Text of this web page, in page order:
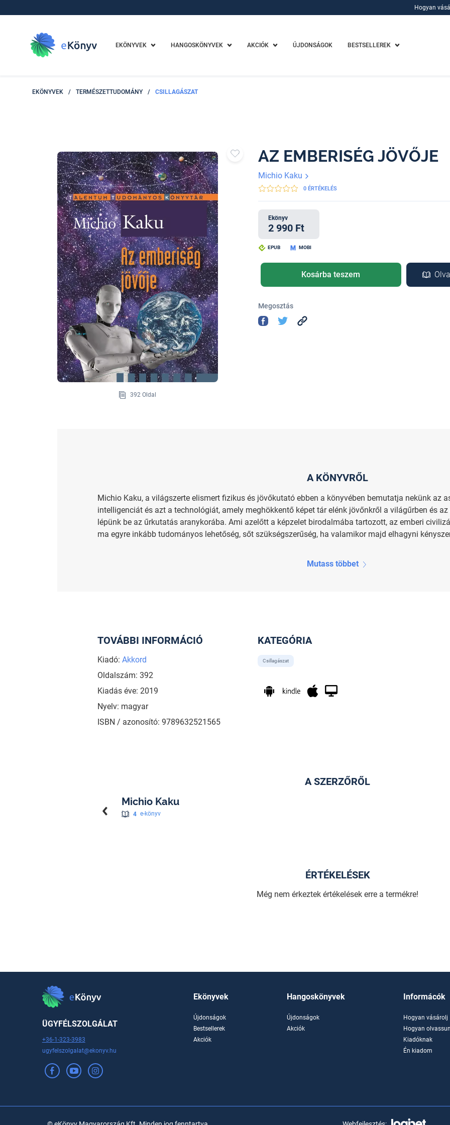
Hogyan
EKÖNYVEK HANGOSKÖNYVEK AKCIÓK ÚJDONSÁGOK BESTSELLEREK
EKÖNYVEK / TERMÉSZETTUDOMÁNY / CSILLAGÁSZAT
392 Oldal
AZ EMBERISÉG JÖVŐJE
Michio Kaku
0 ÉRTÉKELÉS
Ekönyv
2 990 Ft
EPUB MOBI
Kosárba teszem
Megosztás
A KÖNYVRŐL
Michio Kaku, a világszerte elismert fizikus és jövőkutató ebben a könyvében bemutatja nekünk az
intelligenciát és azt a technológiát, amely meghökkentő képet tár elénk jövőnkről a világűrben és
lépünk be az űrkutatás aranykorába. Ami azelőtt a képzelet birodalmába tartozott, az emberi
ma egyre inkább tudományos lehetőség, sőt szükségszerűség, ha valamikor majd elhagyni
Mutass többet
TOVÁBBI INFORMÁCIÓ
Kiadó: Akkord
Oldalszám: 392
Kiadás éve: 2019
Nyelv: magyar
ISBN / azonosító: 9789632521565
KATEGÓRIA
Csillagászat
A SZERZŐRŐL
Michio Kaku
4 e-könyv
ÉRTÉKELÉSEK
Még nem érkeztek értékelések erre a termékre!
ÜGYFÉLSZOLGÁLAT
+36-1-323-3983
ugyfelszolgalat@ekonyv.hu
Ekönyvek
Újdonságok
Bestsellerek
Akciók
Hangoskönyvek
Újdonságok
Akciók
Informácók
Hogyan vásárolj
Hogyan
Kiadóknak
Én kiadom